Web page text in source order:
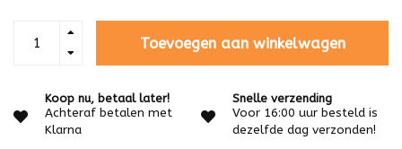
Toevoegen aan winkelwagen
Koop nu, betaal later!
Achteraf betalen met
Klarna
Snelle verzending
Voor 16:00 uur besteld is
dezelfde dag verzonden!